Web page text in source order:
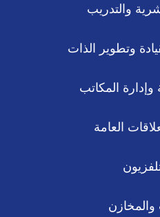
والتدريب
وتطوير الذات
المكاتب
العامة